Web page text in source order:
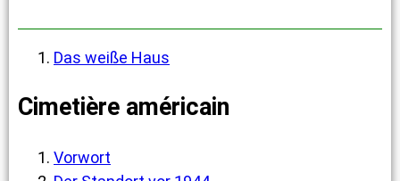
Das weiße Haus
Cimetière américain
Vorwort